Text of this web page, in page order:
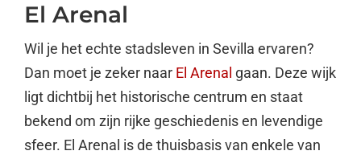
El Arenal
Wil je het echte stadsleven in Sevilla ervaren?
Dan moet je zeker naar El Arenal gaan. Deze wijk
ligt dichtbij het historische centrum en staat
bekend om zijn rijke geschiedenis en levendige
sfeer. El Arenal is de thuisbasis van enkele van